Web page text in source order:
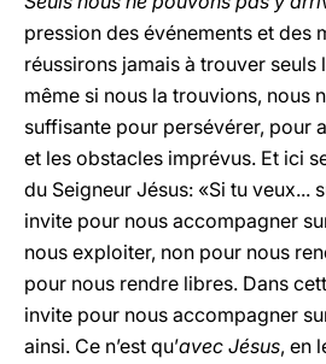
pression des événements et des
réussirons jamais à trouver seuls
même si nous la trouvions, nous
suffisante pour persévérer, pour
et les obstacles imprévus. Et ici
du Seigneur Jésus: «Si tu veux...
invite pour nous accompagner
nous exploiter, non pour nous
pour nous rendre libres. Dans
invite pour nous accompagner
ainsi. Ce n’est qu’avec Jésus, en